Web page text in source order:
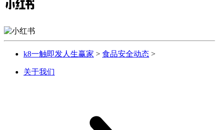
k8一触即发人生赢家 > 食品安全动态 >
关于我们